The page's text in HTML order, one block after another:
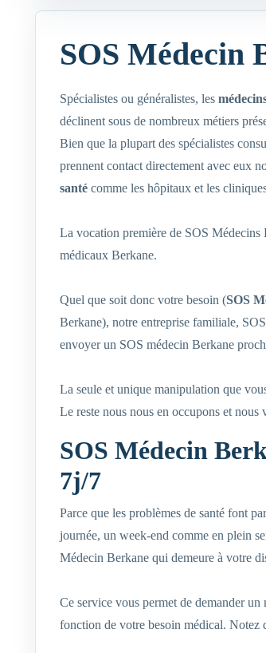
SOS Médecin
Spécialistes ou généralistes, les
déclinent sous de nombreux métiers
Bien que la plupart des spécialistes
prennent contact directement avec eux
santé comme les hôpitaux et les
La vocation première de SOS Médecins
médicaux Berkane.
Quel que soit donc votre besoin (SOS
Berkane), notre entreprise familiale,
envoyer un SOS médecin Berkane
La seule et unique manipulation que
Le reste nous nous en occupons et nous
SOS Médecin
7j/7
Parce que les problèmes de santé font
journée, un week-end comme en plein
Médecin Berkane qui demeure à votre
Ce service vous permet de demander
fonction de votre besoin médical. Notez